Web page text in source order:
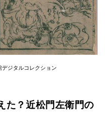
デジタルコレクション
た？近松門左衛門の